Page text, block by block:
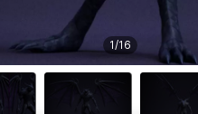
1/16